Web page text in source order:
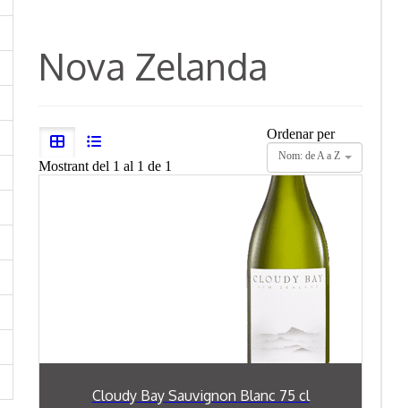
Nova Zelanda
Ordenar per
Nom: de A a Z
Mostrant del 1 al 1 de 1
Cloudy Bay Sauvignon Blanc 75 cl